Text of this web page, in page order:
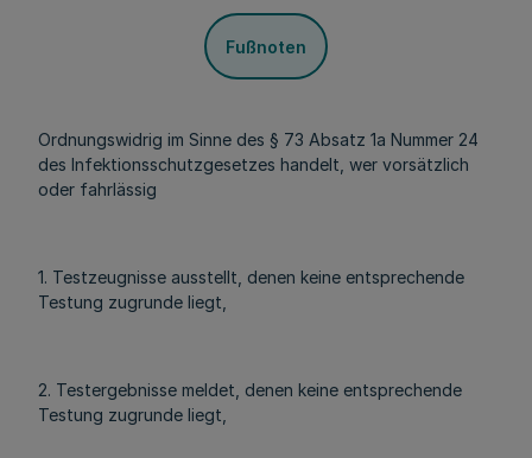
Fußnoten
Ordnungswidrig im Sinne des § 73 Absatz 1a Nummer 24
des Infektionsschutzgesetzes handelt, wer vorsätzlich
oder fahrlässig
1. Testzeugnisse ausstellt, denen keine entsprechende
Testung zugrunde liegt,
2. Testergebnisse meldet, denen keine entsprechende
Testung zugrunde liegt,